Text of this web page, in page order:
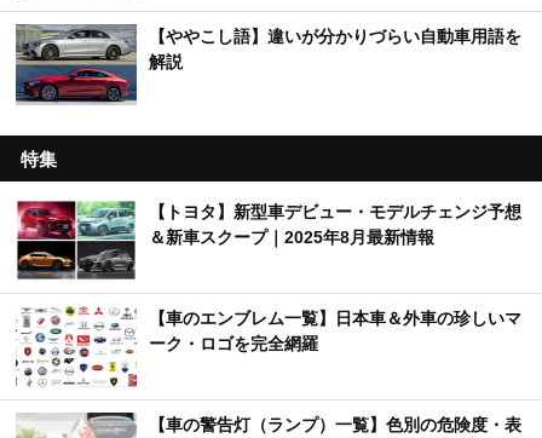
【ややこし語】違いが分かりづらい自動車用語を
解説
特集
【トヨタ】新型車デビュー・モデルチェンジ予想
＆新車スクープ｜2025年8月最新情報
【車のエンブレム一覧】日本車＆外車の珍しいマ
ーク・ロゴを完全網羅
【車の警告灯（ランプ）一覧】色別の危険度・表